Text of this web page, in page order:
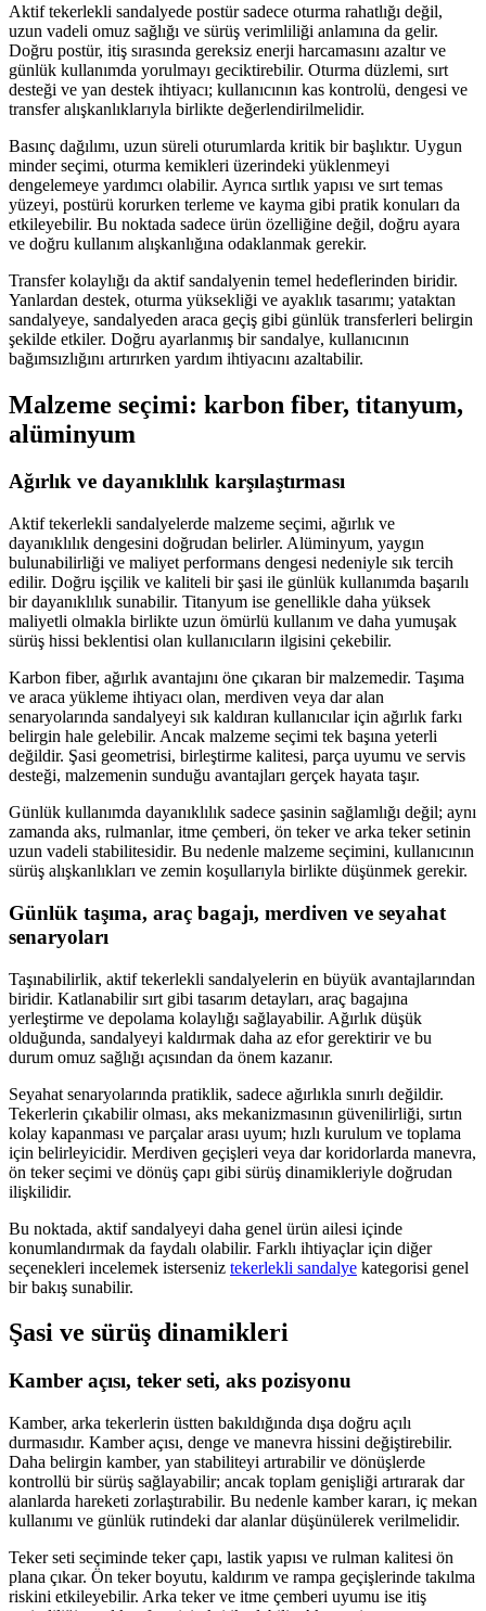
Aktif tekerlekli sandalyede postür sadece oturma rahatlığı değil,
uzun vadeli omuz sağlığı ve sürüş verimliliği anlamına da gelir.
Doğru postür, itiş sırasında gereksiz enerji harcamasını azaltır ve
günlük kullanımda yorulmayı geciktirebilir. Oturma düzlemi, sırt
desteği ve yan destek ihtiyacı; kullanıcının kas kontrolü, dengesi ve
transfer alışkanlıklarıyla birlikte değerlendirilmelidir.
Basınç dağılımı, uzun süreli oturumlarda kritik bir başlıktır. Uygun
minder seçimi, oturma kemikleri üzerindeki yüklenmeyi
dengelemeye yardımcı olabilir. Ayrıca sırtlık yapısı ve sırt temas
yüzeyi, postürü korurken terleme ve kayma gibi pratik konuları da
etkileyebilir. Bu noktada sadece ürün özelliğine değil, doğru ayara
ve doğru kullanım alışkanlığına odaklanmak gerekir.
Transfer kolaylığı da aktif sandalyenin temel hedeflerinden biridir.
Yanlardan destek, oturma yüksekliği ve ayaklık tasarımı; yataktan
sandalyeye, sandalyeden araca geçiş gibi günlük transferleri belirgin
şekilde etkiler. Doğru ayarlanmış bir sandalye, kullanıcının
bağımsızlığını artırırken yardım ihtiyacını azaltabilir.
Malzeme seçimi: karbon fiber, titanyum,
alüminyum
Ağırlık ve dayanıklılık karşılaştırması
Aktif tekerlekli sandalyelerde malzeme seçimi, ağırlık ve
dayanıklılık dengesini doğrudan belirler. Alüminyum, yaygın
bulunabilirliği ve maliyet performans dengesi nedeniyle sık tercih
edilir. Doğru işçilik ve kaliteli bir şasi ile günlük kullanımda başarılı
bir dayanıklılık sunabilir. Titanyum ise genellikle daha yüksek
maliyetli olmakla birlikte uzun ömürlü kullanım ve daha yumuşak
sürüş hissi beklentisi olan kullanıcıların ilgisini çekebilir.
Karbon fiber, ağırlık avantajını öne çıkaran bir malzemedir. Taşıma
ve araca yükleme ihtiyacı olan, merdiven veya dar alan
senaryolarında sandalyeyi sık kaldıran kullanıcılar için ağırlık farkı
belirgin hale gelebilir. Ancak malzeme seçimi tek başına yeterli
değildir. Şasi geometrisi, birleştirme kalitesi, parça uyumu ve servis
desteği, malzemenin sunduğu avantajları gerçek hayata taşır.
Günlük kullanımda dayanıklılık sadece şasinin sağlamlığı değil; aynı
zamanda aks, rulmanlar, itme çemberi, ön teker ve arka teker setinin
uzun vadeli stabilitesidir. Bu nedenle malzeme seçimini, kullanıcının
sürüş alışkanlıkları ve zemin koşullarıyla birlikte düşünmek gerekir.
Günlük taşıma, araç bagajı, merdiven ve seyahat
senaryoları
Taşınabilirlik, aktif tekerlekli sandalyelerin en büyük avantajlarından
biridir. Katlanabilir sırt gibi tasarım detayları, araç bagajına
yerleştirme ve depolama kolaylığı sağlayabilir. Ağırlık düşük
olduğunda, sandalyeyi kaldırmak daha az efor gerektirir ve bu
durum omuz sağlığı açısından da önem kazanır.
Seyahat senaryolarında pratiklik, sadece ağırlıkla sınırlı değildir.
Tekerlerin çıkabilir olması, aks mekanizmasının güvenilirliği, sırtın
kolay kapanması ve parçalar arası uyum; hızlı kurulum ve toplama
için belirleyicidir. Merdiven geçişleri veya dar koridorlarda manevra,
ön teker seçimi ve dönüş çapı gibi sürüş dinamikleriyle doğrudan
ilişkilidir.
Bu noktada, aktif sandalyeyi daha genel ürün ailesi içinde
konumlandırmak da faydalı olabilir. Farklı ihtiyaçlar için diğer
seçenekleri incelemek isterseniz tekerlekli sandalye kategorisi genel
bir bakış sunabilir.
Şasi ve sürüş dinamikleri
Kamber açısı, teker seti, aks pozisyonu
Kamber, arka tekerlerin üstten bakıldığında dışa doğru açılı
durmasıdır. Kamber açısı, denge ve manevra hissini değiştirebilir.
Daha belirgin kamber, yan stabiliteyi artırabilir ve dönüşlerde
kontrollü bir sürüş sağlayabilir; ancak toplam genişliği artırarak dar
alanlarda hareketi zorlaştırabilir. Bu nedenle kamber kararı, iç mekan
kullanımı ve günlük rutindeki dar alanlar düşünülerek verilmelidir.
Teker seti seçiminde teker çapı, lastik yapısı ve rulman kalitesi ön
plana çıkar. Ön teker boyutu, kaldırım ve rampa geçişlerinde takılma
riskini etkileyebilir. Arka teker ve itme çemberi uyumu ise itiş